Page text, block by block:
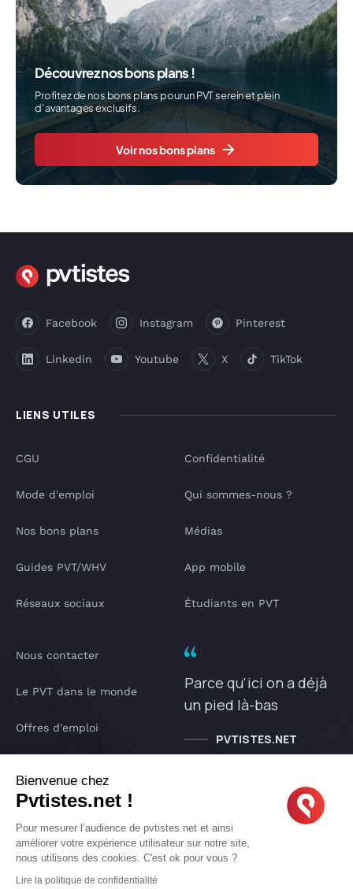
Découvrez nos bons plans !
Profitez de nos bons plans pour un PVT serein et plein
d’avantages exclusifs.
Voir nos bons plans
LIENS UTILES
Facebook Instagram Pinterest
Linkedin Youtube X TikTok
CGU
Mode d'emploi
Nos bons plans
Guides PVT/WHV
Réseaux sociaux
Confidentialité
Qui sommes-nous ?
Médias
App mobile
Étudiants en PVT
Nous contacter
Le PVT dans le monde
Offres d'emploi
IA pvtistes
Parce qu'ici on a déjà
un pied là-bas
PVTISTES.NET
Copyright © 2005-2026 pvtistes.net
Bienvenue chez
Pvtistes.net !
Pour mesurer l’audience de pvtistes.net et ainsi
améliorer votre expérience utilisateur sur notre site,
nous utilisons des cookies. C'est ok pour vous ?
Lire la politique de confidentialité